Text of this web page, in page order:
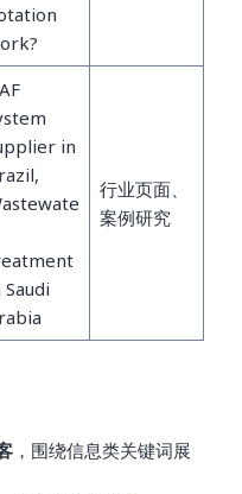
in
Saudi
行业页面、
案例研究
，围绕信息类关键词展